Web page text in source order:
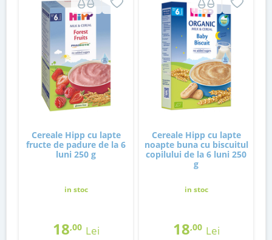
Cereale Hipp cu lapte
fructe de padure de la 6
luni 250 g
in stoc
18,00 Lei
Cereale Hipp cu lapte
noapte buna cu biscuitul
copilului de la 6 luni 250
g
in stoc
18,00 Lei